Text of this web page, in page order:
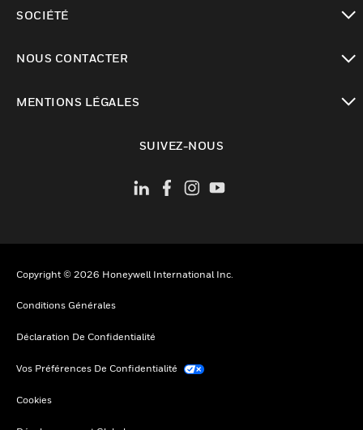
SOCIÉTÉ
NOUS CONTACTER
MENTIONS LÉGALES
SUIVEZ-NOUS
Copyright © 2026 Honeywell International Inc.
Conditions Générales
Déclaration De Confidentialité
Vos Préférences De Confidentialité
Cookies